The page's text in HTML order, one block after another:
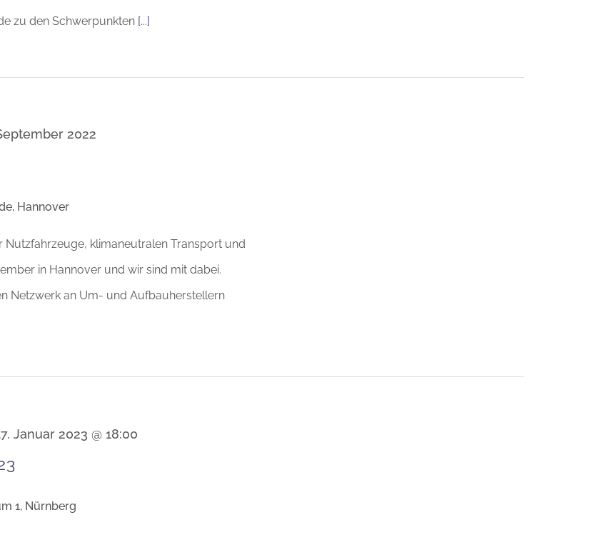
zu den Schwerpunkten [...]
2022
Hannover
Nutzfahrzeuge, klimaneutralen Transport und
in Hannover und wir sind mit dabei.
Netzwerk an Um- und Aufbauherstellern
Januar 2023 @ 18:00
1, Nürnberg